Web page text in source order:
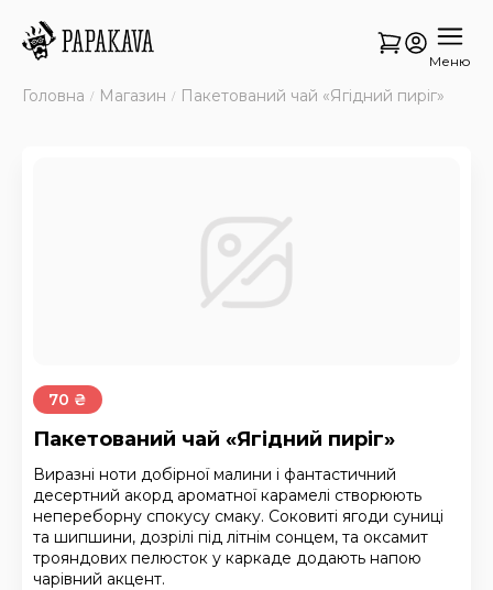
Меню
Головна Магазин Пакетований чай «Ягідний пиріг»
70 ₴
Пакетований чай «Ягідний пиріг»
Виразні ноти добірної малини і фантастичний
десертний акорд ароматної карамелі створюють
непереборну спокусу смаку. Соковиті ягоди суниці
та шипшини, дозрілі під літнім сонцем, та оксамит
трояндових пелюсток у каркаде додають напою
чарівний акцент.